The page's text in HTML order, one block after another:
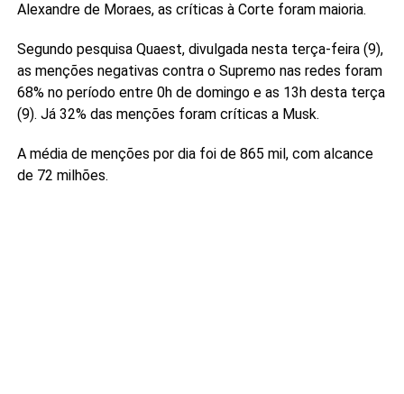
Alexandre de Moraes, as críticas à Corte foram maioria.
Segundo pesquisa Quaest, divulgada nesta terça-feira (9),
as menções negativas contra o Supremo nas redes foram
68% no período entre 0h de domingo e as 13h desta terça
(9). Já 32% das menções foram críticas a Musk.
A média de menções por dia foi de 865 mil, com alcance
de 72 milhões.